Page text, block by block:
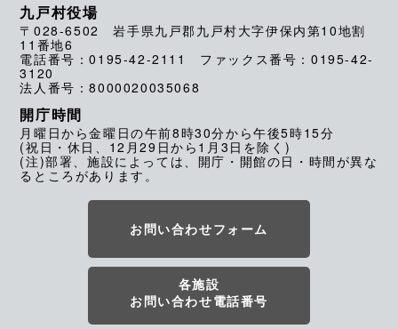
九戸村役場
〒028-6502 岩手県九戸郡九戸村大字伊保内第10地割
11番地6
電話番号：0195-42-2111 ファックス番号：0195-42-
3120
法人番号：8000020035068
開庁時間
月曜日から金曜日の午前8時30分から午後5時15分
(祝日・休日、12月29日から1月3日を除く)
(注)部署、施設によっては、開庁・開館の日・時間が異な
るところがあります。
お問い合わせフォーム
各施設
お問い合わせ電話番号